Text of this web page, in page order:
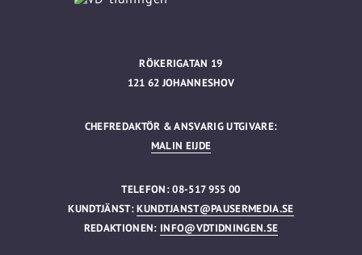
RÖKERIGATAN 19
121 62 JOHANNESHOV
CHEFREDAKTÖR & ANSVARIG UTGIVARE:
MALIN EIJDE
TELEFON: 08-517 955 00
KUNDTJÄNST:KUNDTJANST@PAUSERMEDIA.SE
REDAKTIONEN: INFO@VDTIDNINGEN.SE